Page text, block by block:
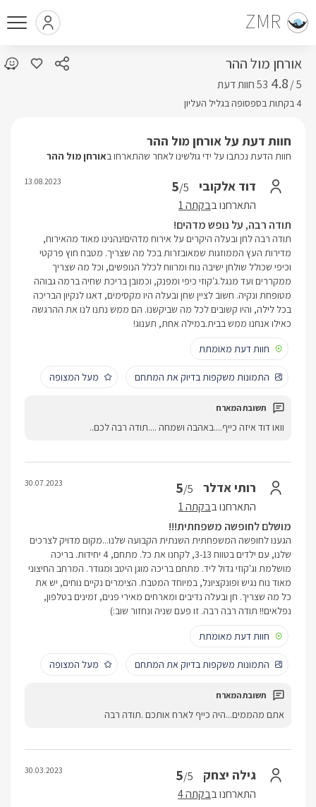
ZMR
אורחן מול ההר
5 /
4.8
4 בקתות בספסופה בגליל העליון
חוות דעת על אורחן מול ההר
חוות הדעת נכתבו על ידי גולשינו לאחר שהתארחו באורחן מול ההר
דוד אלקובי 5/5
התארחנו בבקתה 1
13.08.2023
תודה רבה, על נופש מדהים!
תודה רבה לחן ובעלה היקרים על אירוח מדהים!נהנינו מאוד מהאירוח,
מדירות העץ הממוזגות שמאובזרות בכל מה שצריך. מטבח חוץ פרקטי
וכיפי שכולל שולחן ישיבה נוח ומרווח לכלל הנופשים, וכל מה שצריך
ממקררים ועד מנגל.ג'קוזי כיפי ומפנק, וכמובן בריכת שחיה ברמה גבוהה
מטופחת ונקיה. חשוב לציין שחן ובעלה היו מקסימים, דאגו לנקיון הבריכה
בכל לילה, והיו קשובים לכל מה שביקשנו. הם ממש נתנו לנו את ההרגשה
כאילו אנחנו ממש בבית.במילה אחת, תענוג!
חוות דעת מאומתת
התמונות משקפות בדיוק את המתחם מעל המצופה
וואו דוד איזה כייף....באהבה ושמחה ....תודה רבה לכם..
רותי אדלר 5/5
התארחנו בבקתה 1
30.07.2023
מושלם לחופשה משפחתית!!!
הגענו לחופשה המשפחתית השנתית הקבועה שלנו...מקום מדויק לצרכים
שלנו, עם ילדים בטווח 3-13, לקחנו את כל. מתחם, 4 יחידות. בריכה
מושלמת וג'קוזי גדול ליד. מתחם בריכה מוגן היטב ומגודר. המרחב החיצוני
מאוד נוח נגיש ופונקציונל, במיוחד המטבח. הצימרים נקיים נוחים, יש את
כל מה שצריך. חן ובעלה נדיבים ומארחים מאירי פנים, זמינים בטלפון,
נפלאים!! תודה רבה רבה. זו פעם שניה ונחזור שוב:)
חוות דעת מאומתת
התמונות משקפות בדיוק את המתחם מעל המצופה
אתם מהממים...היה כייף לארח אותכם .תודה רבה
גילה יצחק 5/5
התארחנו בבקתה 4
30.03.2023